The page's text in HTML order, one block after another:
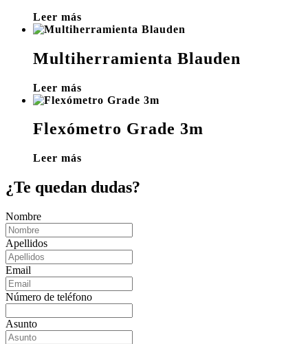
Leer más
Multiherramienta Blauden
Leer más
Flexómetro Grade 3m
Leer más
¿Te quedan dudas?
Nombre
Apellidos
Email
Número de teléfono
Asunto